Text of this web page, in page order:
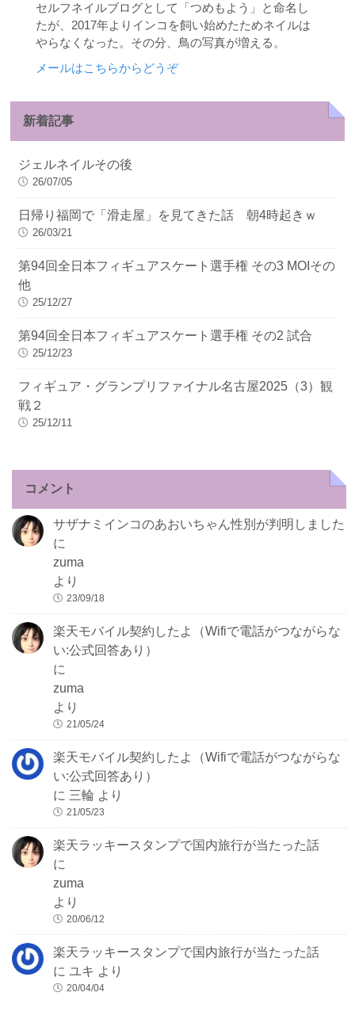
セルフネイルブログとして「つめもよう」と命名し
たが、2017年よりインコを飼い始めたためネイルは
やらなくなった。その分、鳥の写真が増える。
メールはこちらからどうぞ
新着記事
ジェルネイルその後
26/07/05
日帰り福岡で「滑走屋」を見てきた話 朝4時起きｗ
26/03/21
第94回全日本フィギュアスケート選手権 その3 MOIその
他
25/12/27
第94回全日本フィギュアスケート選手権 その2 試合
25/12/23
フィギュア・グランプリファイナル名古屋2025（3）観
戦２
25/12/11
コメント
サザナミインコのあおいちゃん性別が判明しました
に
zuma
より
23/09/18
楽天モバイル契約したよ（Wifiで電話がつながらな
い:公式回答あり）
に
zuma
より
21/05/24
楽天モバイル契約したよ（Wifiで電話がつながらな
い:公式回答あり）
に 三輪 より
21/05/23
楽天ラッキースタンプで国内旅行が当たった話
に
zuma
より
20/06/12
楽天ラッキースタンプで国内旅行が当たった話
にユキ より
20/04/04